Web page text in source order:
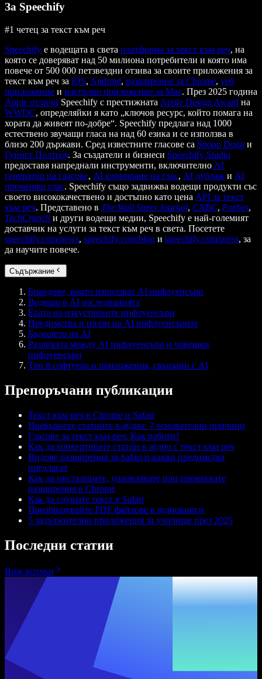
За Speechify
#1 четец за текст към реч
Speechify е водещата в света платформа за текст към реч, на
която се доверяват над 50 милиона потребители и която има
повече от 500 000 петзвездни отзива за своите приложения за
текст към реч за iOS, Android, разширение за Chrome, уеб
приложение и настолно приложение за Mac. През 2025 година
Apple отличи Speechify с престижната Apple Design Award на
WWDC, определяйки я като „ключов ресурс, който помага на
хората да живеят по-добре“. Speechify предлага над 1000
естествено звучащи гласа на над 60 езика и се използва в
близо 200 държави. Сред известните гласове са Snoop Dogg и
Гуинет Полтроу. За създатели и бизнеси Speechify Studio
предоставя напреднали инструменти, включително AI
генератор на гласове, AI клониране на глас, AI дублаж и AI
променящ глас. Speechify също задвижва водещи продукти със
своето висококачествено и достъпно като цена API за текст
към реч. Представено в The Wall Street Journal, CNBC, Forbes,
TechCrunch и други водещи медии, Speechify е най-големият
доставчик на услуги за текст към реч в света. Посетете
speechify.com/news, speechify.com/blog и speechify.com/press, за
да научите повече.
Съдържание
Брандове, които използват AI инфлуенсъри
Водещи в AI изследванията
Ерата на изкуствените инфлуенсъри
Предимства и ползи на AI инфлуенсърите
Бъдещето на AI
Разликата между AI инфлуенсъри и човешки
инфлуенсъри
Топ 8 софтуера и приложения, свързани с AI
Препоръчани публикации
Текст към реч в Chrome и Safari
Превърнете статиите в аудио: 7 основателни причини
Гласове за текст към реч. Как работи?
Как да конвертирате статии в аудио с текст към реч
Видове разширения за Safari и какви предимства
предлагат
Как да инсталирате, управлявате или премахвате
разширения в Chrome
Как да слушате текст в Safari
Преобразувайте PDF файлове в аудиокниги
5 задължителни приложения за училище през 2025
Последни статии
Виж всички